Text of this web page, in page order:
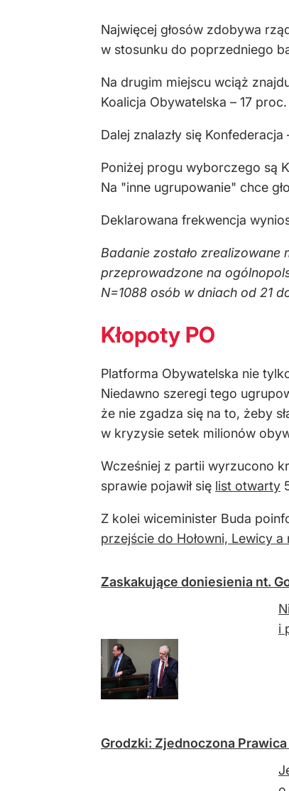
Najwięcej głosów zdobywa
w stosunku do poprzedniego
Na drugim miejscu wciąż
Koalicja Obywatelska – 17
Dalej znalazły się
Poniżej progu wyborczego są
Na "inne ugrupowanie" chce
Deklarowana frekwencja
Badanie zostało zrealizowane
przeprowadzone na
N=1088 osób w dniach od 21
Kłopoty PO
Platforma Obywatelska nie
Niedawno szeregi tego
że nie zgadza się na to, żeby
w kryzysie setek milionów
Wcześniej z partii wyrzucono
sprawie pojawił się list otwarty
Z kolei wiceminister Buda
przejście do Hołowni, Lewicy a
Zaskakujące doniesienia nt.
i
Grodzki: Zjednoczona